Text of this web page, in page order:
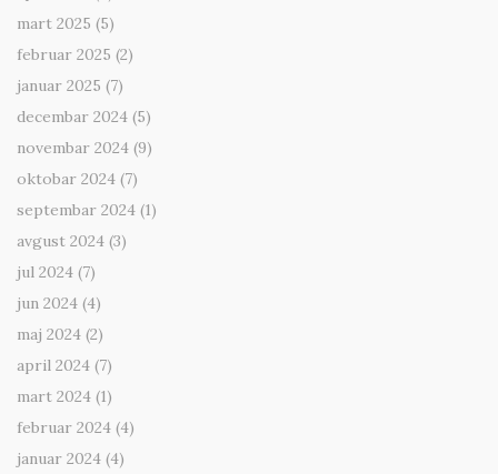
mart 2025 (5)
februar 2025 (2)
januar 2025 (7)
decembar 2024 (5)
novembar 2024 (9)
oktobar 2024 (7)
septembar 2024 (1)
avgust 2024 (3)
jul 2024 (7)
jun 2024 (4)
maj 2024 (2)
april 2024 (7)
mart 2024 (1)
februar 2024 (4)
januar 2024 (4)